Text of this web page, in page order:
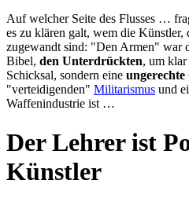
Auf welcher Seite des Flusses …
es zu klären galt, wem die
zugewandt sind: "Den Armen" war
Bibel, den Unterdrückten, um klar
Schicksal, sondern eine
"verteidigenden" Militarismus und
Waffenindustrie ist …
Der Lehrer ist
Künstler